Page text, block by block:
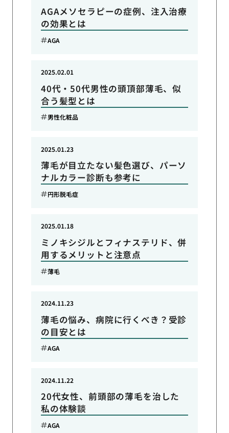
AGAメソセラピーの症例、注入治療
の効果とは
AGA
40代・50代男性の頭頂部薄毛、似
合う髪型とは
2025.02.01
男性化粧品
薄毛が目立たない髪色選び、パーソ
ナルカラー診断も参考に
2025.01.23
円形脱毛症
ミノキシジルとフィナステリド、併
用するメリットと注意点
2025.01.18
薄毛
薄毛の悩み、病院に行くべき？受診
の目安とは
2024.11.23
AGA
20代女性、前頭部の薄毛を治した
私の体験談
2024.11.22
AGA